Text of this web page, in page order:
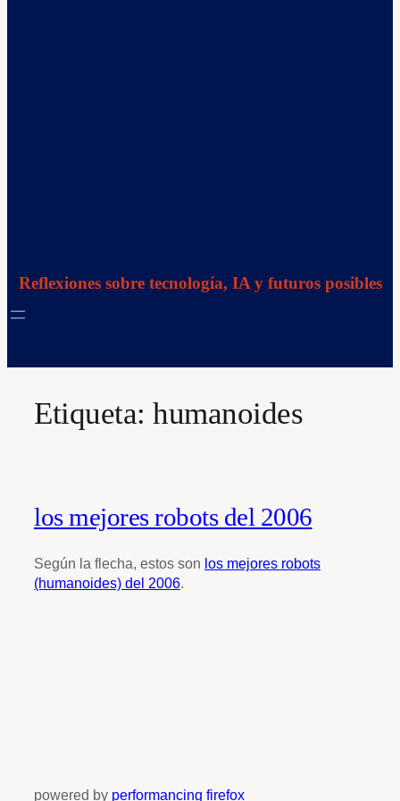
Reflexiones sobre tecnología, IA y futuros posibles
Etiqueta: humanoides
los mejores robots del 2006
Según la flecha, estos son los mejores robots
(humanoides) del 2006.
powered by performancing firefox